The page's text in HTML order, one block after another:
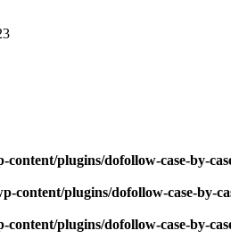
plugins/dofollow-case-by-
content/plugins/dofollow-case-by-
plugins/dofollow-case-by-